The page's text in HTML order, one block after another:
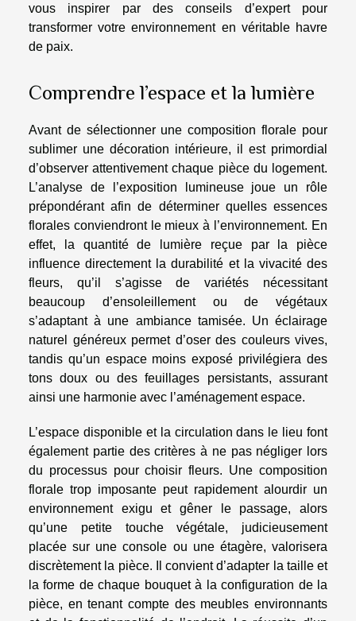
vous inspirer par des conseils d’expert pour
transformer votre environnement en véritable havre
de paix.
Comprendre l’espace et la lumière
Avant de sélectionner une composition florale pour
sublimer une décoration intérieure, il est primordial
d’observer attentivement chaque pièce du logement.
L’analyse de l’exposition lumineuse joue un rôle
prépondérant afin de déterminer quelles essences
florales conviendront le mieux à l’environnement. En
effet, la quantité de lumière reçue par la pièce
influence directement la durabilité et la vivacité des
fleurs, qu’il s’agisse de variétés nécessitant
beaucoup d’ensoleillement ou de végétaux
s’adaptant à une ambiance tamisée. Un éclairage
naturel généreux permet d’oser des couleurs vives,
tandis qu’un espace moins exposé privilégiera des
tons doux ou des feuillages persistants, assurant
ainsi une harmonie avec l’aménagement espace.
L’espace disponible et la circulation dans le lieu font
également partie des critères à ne pas négliger lors
du processus pour choisir fleurs. Une composition
florale trop imposante peut rapidement alourdir un
environnement exigu et gêner le passage, alors
qu’une petite touche végétale, judicieusement
placée sur une console ou une étagère, valorisera
discrètement la pièce. Il convient d’adapter la taille et
la forme de chaque bouquet à la configuration de la
pièce, en tenant compte des meubles environnants